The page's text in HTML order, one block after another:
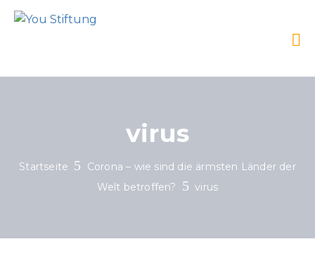
virus
Startseite
Corona – wie sind die ärmsten Länder der
Welt betroffen?
virus